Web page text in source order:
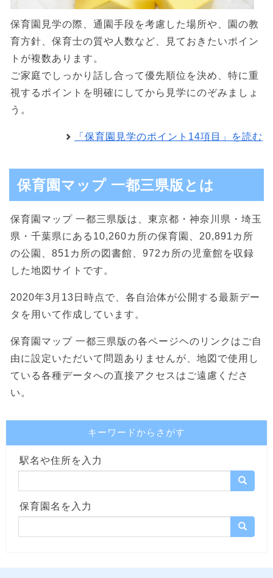
保育園見学の際、通園手段を考慮した場所や、園の教
育方針、保育士の質や人数など、見ておきたいポイン
トが複数あります。
ご家庭でしっかり話し合って優先順位を決め、特に重
視するポイントを明確にしてから見学にのぞみましょ
う。
「保育園見学のポイント14項目」を読む
保育園マップ 一都三県版とは
保育園マップ 一都三県版は、東京都・神奈川県・埼玉
県・千葉県にある10,260カ所の保育園、20,891カ所
の公園、851カ所の図書館、972カ所の児童館を収録
した地図サイトです。
2020年3月13日時点で、各自治体が公開する最新デー
タを用いて作成しています。
保育園マップ 一都三県版の各ページヘのリンクはご自
由に設定いただいて問題ありませんが、地図で使用し
ている各種データへの直接アクセスはご遠慮くださ
い。
キーワードからさがす
駅名や住所を入力
保育園名を入力